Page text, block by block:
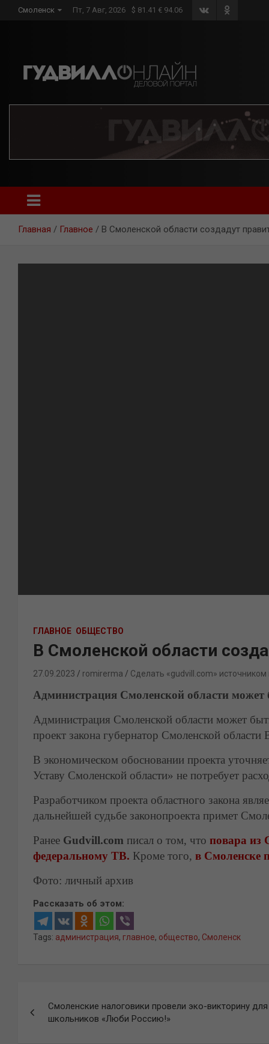
Смоленск Пт, 7 Авг, 2026 $ 81.41 € 94.06
Главная Главное В Смоленской области создадут
ГЛАВНОЕ ОБЩЕСТВО
В Смоленской области
27.09.2023 romirerma Сделать «gudvill.com» источником
Администрация Смоленской области может
Администрация Смоленской области может
проект закона губернатор Смоленской
В экономическом обосновании проекта
Уставу Смоленской области» не потребует
Разработчиком проекта областного закона
дальнейшей судьбе законопроекта примет
Ранее Gudvill.com писал о том, что повара из
федеральному ТВ. Кроме того, в Смоленске
Фото: личный архив
Рассказать об этом:
Tags: администрация, главное, общество, Смоленск
по
Смоленские налоговики провели эко-викторину для
школьников «Люби Россию!»